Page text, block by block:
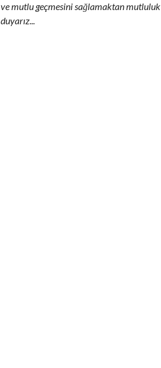
ve mutlu geçmesini sağlamaktan mutluluk
duyarız...